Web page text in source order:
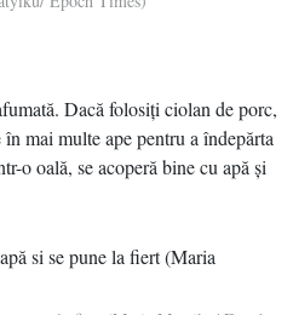
Dacă folosiţi ciolan de porc,
în mai multe ape pentru a îndepărta
o oală, se acoperă bine cu apă şi